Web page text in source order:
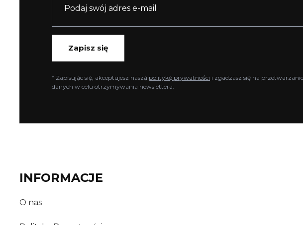
Zapisz się
* Zapisując się, akceptujesz naszą politykę prywatności i zgadzasz się na przetwarzanie
danych w celu otrzymywania newslettera.
INFORMACJE
O nas